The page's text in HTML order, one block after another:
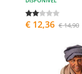
€ 12,36 € 14,90